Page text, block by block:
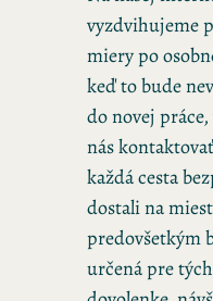
vyzdvihujeme
miery po
keď to bude
do novej
nás
každá cesta
dostali na
predovšetkým
určená pre